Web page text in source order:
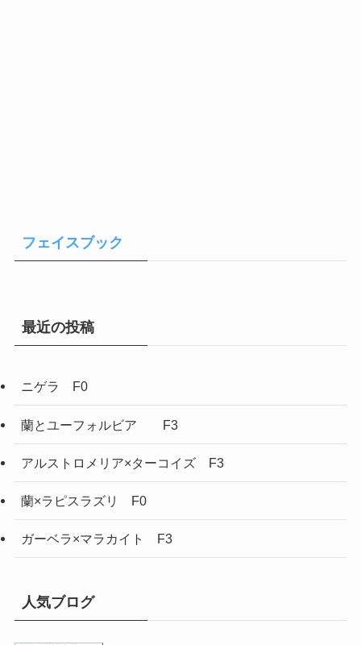
フェイスブック
最近の投稿
ニゲラ F0
蘭とユーフォルビア F3
アルストロメリア×ターコイズ F3
蘭×ラピスラズリ F0
ガーベラ×マラカイト F3
人気ブログ